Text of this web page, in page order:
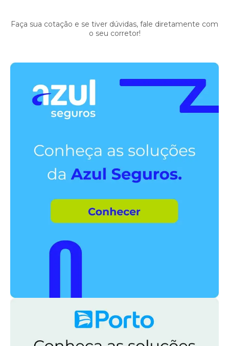
Faça sua cotação e se tiver dúvidas, fale diretamente com
o seu corretor!